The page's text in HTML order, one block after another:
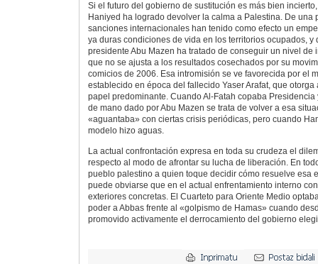
Si el futuro del gobierno de sustitución es más bien
Haniyed ha logrado devolver la calma a Palestina. De una
sanciones internacionales han tenido como efecto un
ya duras condiciones de vida en los territorios ocupados, y
presidente Abu Mazen ha tratado de conseguir un nivel de
que no se ajusta a los resultados cosechados por su
comicios de 2006. Esa intromisión se ve favorecida por el
establecido en época del fallecido Yaser Arafat, que
papel predominante. Cuando Al-Fatah copaba
de mano dado por Abu Mazen se trata de volver a esa
«aguantaba» con ciertas crisis periódicas, pero cuando
modelo hizo aguas.
La actual confrontación expresa en toda su crudeza el
respecto al modo de afrontar su lucha de liberación. En
pueblo palestino a quien toque decidir cómo resuelve esa
puede obviarse que en el actual enfrentamiento interno
exteriores concretas. El Cuarteto para Oriente Medio
poder a Abbas frente al «golpismo de Hamas» cuando
promovido activamente el derrocamiento del gobierno